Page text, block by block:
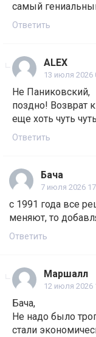
самый
Ответить
ALEX
13 июля 2026
Не Паниковский,
поздно! Возврат
еще хоть чуть
Ответить
Бача
7 июля 2026
с 1991 года все
меняют, то
Ответить
Маршалл
12 июля 2026
Бача,
Не надо было
стали